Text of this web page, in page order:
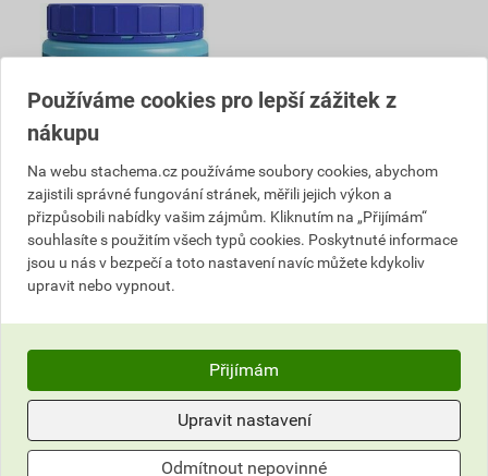
Laguna Vločkovací tablety
0,5 kg
361,55 Kč
200,86 Kč
cena za ks s DPH
Vyberte si prodejnu
Používáme cookies pro lepší zážitek z
nákupu
Na webu stachema.cz používáme soubory cookies, abychom
zajistili správné fungování stránek, měřili jejich výkon a
přizpůsobili nabídky vašim zájmům. Kliknutím na „Přijímám“
souhlasíte s použitím všech typů cookies. Poskytnuté informace
jsou u nás v bezpečí a toto nastavení navíc můžete kdykoliv
upravit nebo vypnout.
Přijímám
Upravit nastavení
Odmítnout nepovinné